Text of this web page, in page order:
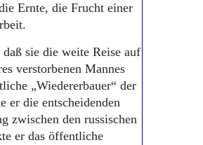
Ernte, die Frucht einer
sie die weite Reise auf
verstorbenen Mannes
„Wiedererbauer“ der
er die entscheidenden
zwischen den russischen
er das öffentliche